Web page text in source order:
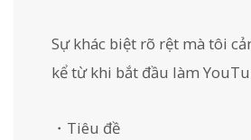
Sự khác biệt rõ rệt mà tôi
kể từ khi bắt đầu làm
・Tiêu đề